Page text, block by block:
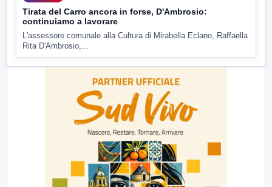
Tirata del Carro ancora in forse, D'Ambrosio:
continuiamo a lavorare
L'assessore comunale alla Cultura di Mirabella Eclano, Raffaella
Rita D'Ambrosio,...